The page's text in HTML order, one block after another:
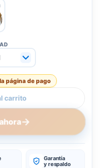
página de pago
carrito
→
Garantía
y respaldo